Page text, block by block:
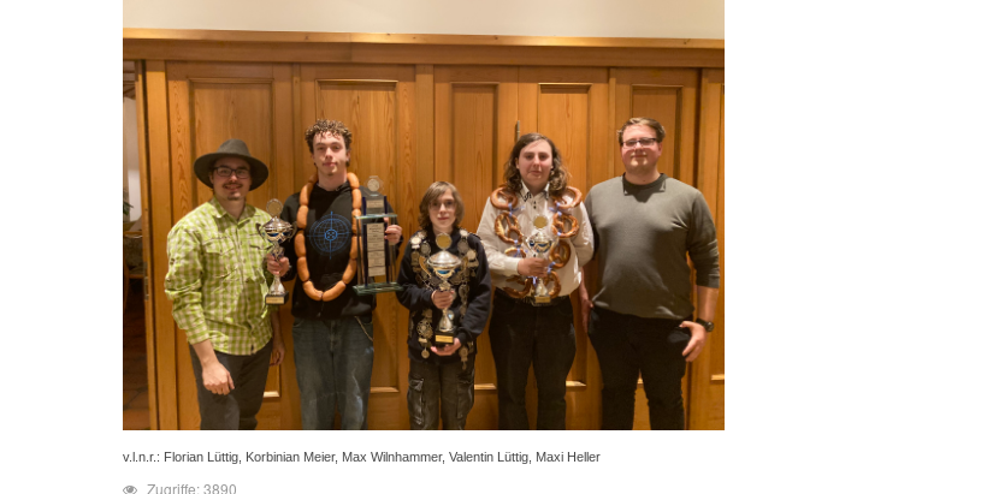
v.l.n.r.: Florian Lüttig, Korbinian Meier, Max Wilnhammer, Valentin Lüttig, Maxi Heller
Zugriffe: 3890